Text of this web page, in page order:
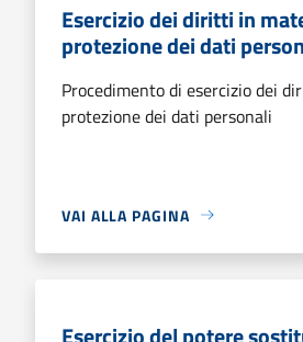
Esercizio dei diritti in
protezione dei dati
Procedimento di esercizio dei
protezione dei dati personali
VAI ALLA PAGINA